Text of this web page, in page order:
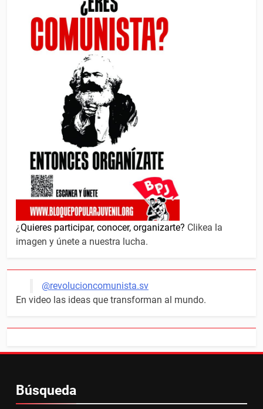
¿Quieres participar, conocer, organizarte? Clikea la
imagen y únete a nuestra lucha.
@revolucioncomunista.sv
En video las ideas que transforman al mundo.
Búsqueda